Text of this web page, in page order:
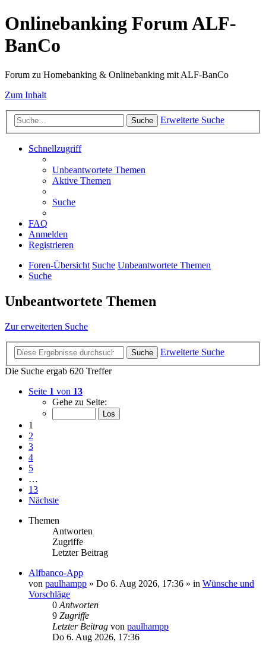
Onlinebanking Forum ALF-
BanCo
Forum zu Homebanking & Onlinebanking mit ALF-BanCo
Zum Inhalt
Suche Erweiterte Suche
Schnellzugriff
Unbeantwortete Themen
Aktive Themen
Suche
FAQ
Anmelden
Registrieren
Foren-Übersicht Suche Unbeantwortete Themen
Suche
Unbeantwortete Themen
Zur erweiterten Suche
Suche
Erweiterte Suche
Die Suche ergab 620 Treffer
Seite 1 von 13
Gehe zu Seite:
1
2
3
4
5
…
13
Nächste
Themen
Antworten
Zugriffe
Letzter Beitrag
Alfbanco-App
von paulhampp » Do 6. Aug 2026, 17:36 » in Wünsche und
Vorschläge
0 Antworten
9 Zugriffe
Letzter Beitrag von paulhampp
Do 6. Aug 2026, 17:36